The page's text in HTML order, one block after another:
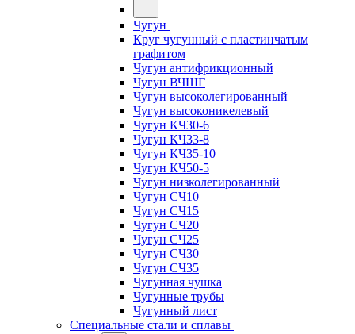
Чугун
Круг чугунный с пластинчатым
графитом
Чугун антифрикционный
Чугун ВЧШГ
Чугун высоколегированный
Чугун высоконикелевый
Чугун КЧ30-6
Чугун КЧ33-8
Чугун КЧ35-10
Чугун КЧ50-5
Чугун низколегированный
Чугун СЧ10
Чугун СЧ15
Чугун СЧ20
Чугун СЧ25
Чугун СЧ30
Чугун СЧ35
Чугунная чушка
Чугунные трубы
Чугунный лист
Специальные стали и сплавы